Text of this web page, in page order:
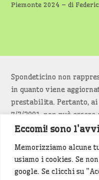
Eccomi! sono
Memorizziamo alcune
usiamo i cookies. Se
google. Se clicchi su
Piemonte 2024 – di
Spondeticino non
in quanto viene
prestabilita. Pertanto, ai
7/3/2001, non può
editoriale.
Siamo attenti a non
d’immagine. Se un
richiederne la